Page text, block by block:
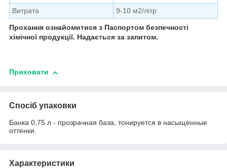
Витрата 9-10 м2/літр
Прохання ознайомитися з Паспортом безпечності
хімічної продукції. Надається за запитом.
Приховати
Спосіб упаковки
Банка 0,75 л - прозрачная база, тонируется в насыщенные
оттенки.
Характеристики